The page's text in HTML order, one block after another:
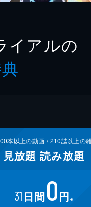
イアルの
本以上の動画 /210誌以上の
見放題 読み放題
31 日間0円 ※